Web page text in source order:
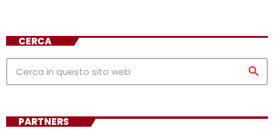
CERCA
search
PARTNERS